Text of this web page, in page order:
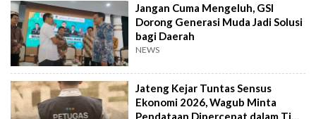
Jangan Cuma Mengeluh, GSI
Dorong Generasi Muda Jadi Solusi
bagi Daerah
NEWS
Jateng Kejar Tuntas Sensus
Ekonomi 2026, Wagub Minta
Pendataan Dipercepat dalam Tiga